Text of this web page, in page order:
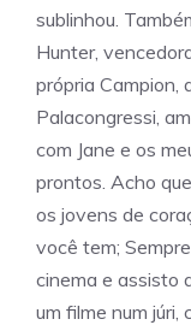
sublinhou.
Hunter,
própria Campion,
Palacongressi,
com Jane e os
prontos. Acho
os jovens de
você tem;
cinema e assisto
um filme num júri,